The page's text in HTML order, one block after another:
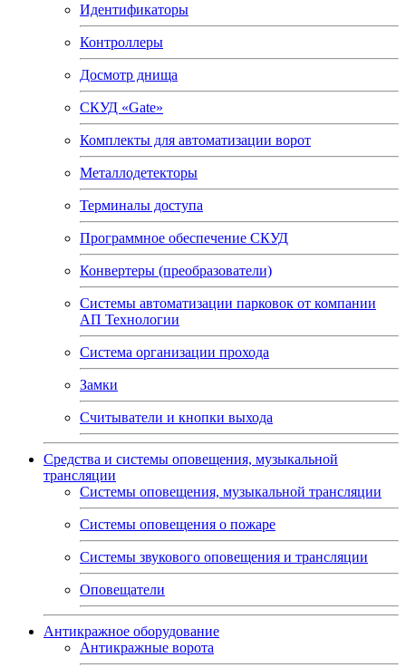
Идентификаторы
Контроллеры
Досмотр днища
СКУД «Gate»
Комплекты для автоматизации ворот
Металлодетекторы
Терминалы доступа
Программное обеспечение СКУД
Конвертеры (преобразователи)
Системы автоматизации парковок от компании
АП Технологии
Система организации прохода
Замки
Считыватели и кнопки выхода
Средства и системы оповещения, музыкальной
трансляции
Системы оповещения, музыкальной трансляции
Системы оповещения о пожаре
Системы звукового оповещения и трансляции
Оповещатели
Антикражное оборудование
Антикражные ворота